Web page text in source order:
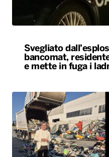
Svegliato
bancomat,
e mette in fuga i